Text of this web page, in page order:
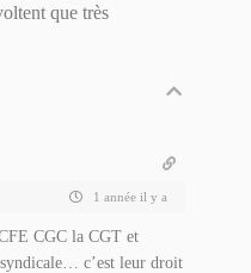
que très
1 année il y a
CGC la CGT et
c’est leur droit